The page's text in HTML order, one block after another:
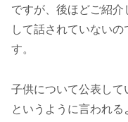
ですが、後ほどご紹
して話されていないの
す。
子供について公表して
というように言われる